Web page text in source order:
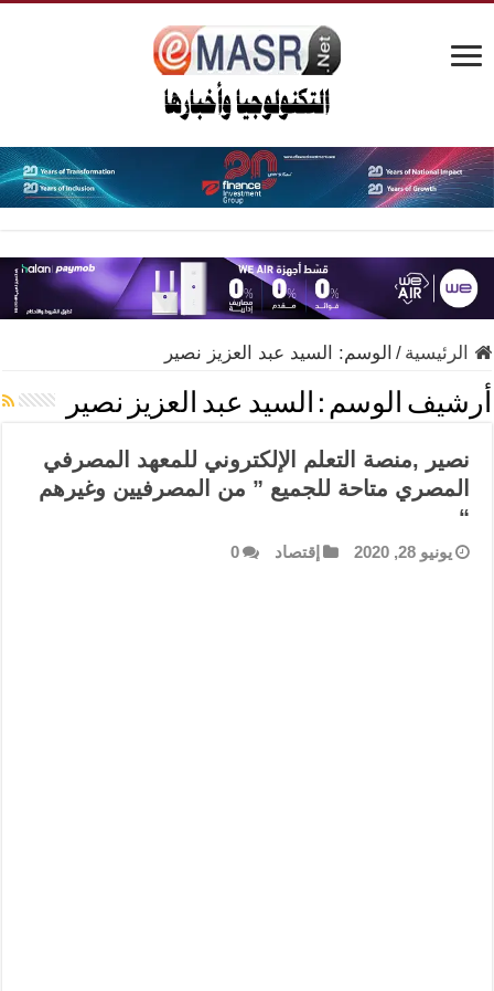
الرئيسية / الوسم: السيد عبد العزيز نصير
أرشيف الوسم : السيد عبد العزيز نصير
نصير ,منصة التعلم الإلكتروني للمعهد المصرفي
المصري متاحة للجميع ” من المصرفيين وغيرهم
“
يونيو 28, 2020 إقتصاد 0